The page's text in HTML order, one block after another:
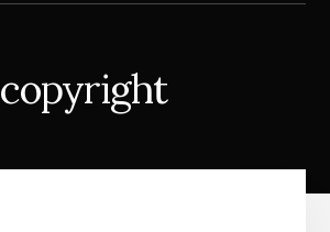
copyright